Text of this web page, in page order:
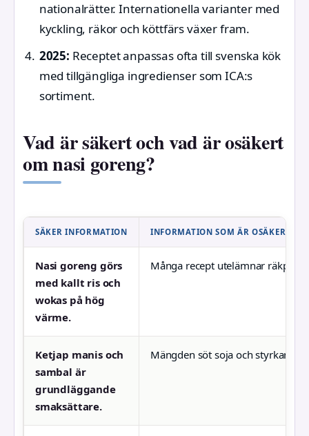
nationalrätter. Internationella varianter med
kyckling, räkor och köttfärs växer fram.
2025: Receptet anpassas ofta till svenska kök
med tillgängliga ingredienser som ICA:s
sortiment.
Vad är säkert och vad är osäkert
om nasi goreng?
SÄKER INFORMATION INFORMATION SOM ÄR OSÄKER
Nasi goreng görs
med kallt ris och
wokas på hög
värme.
Många recept utelämnar
Ketjap manis och
sambal är
grundläggande
smaksättare.
Mängden söt soja och styrkan